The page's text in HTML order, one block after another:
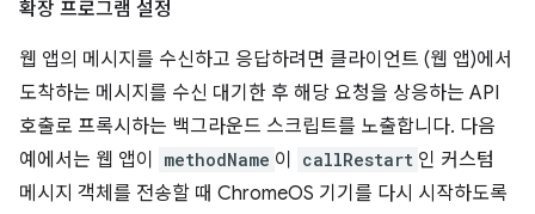
확장 프로그램 설정
웹 앱의 메시지를 수신하고 응답하려면 클라이언트 (웹 앱)에서
도착하는 메시지를 수신 대기한 후 해당 요청을 상응하는 API
호출로 프록시하는 백그라운드 스크립트를 노출합니다. 다음
예에서는 웹 앱이
methodName 이 callRestart 인 커스텀
메시지 객체를 전송할 때 ChromeOS 기기를 다시 시작하도록